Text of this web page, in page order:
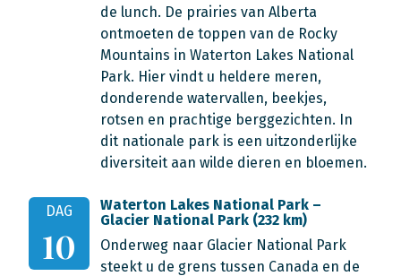
de lunch. De prairies van Alberta
ontmoeten de toppen van de Rocky
Mountains in Waterton Lakes National
Park. Hier vindt u heldere meren,
donderende watervallen, beekjes,
rotsen en prachtige berggezichten. In
dit nationale park is een uitzonderlijke
diversiteit aan wilde dieren en bloemen.
DAG
10
Waterton Lakes National Park –
Glacier National Park (232 km)
Onderweg naar Glacier National Park
steekt u de grens tussen Canada en de